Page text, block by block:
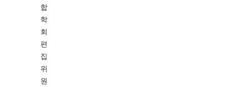
합
학
회
편
집
위
원